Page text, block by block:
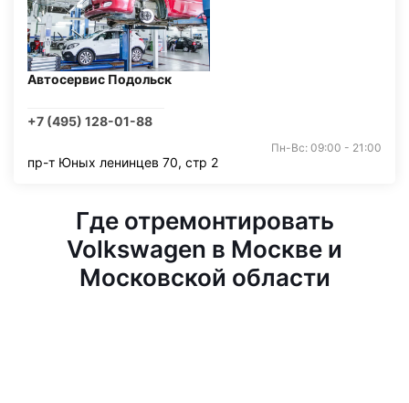
Автосервис Подольск
+7 (495) 128-01-88
Пн-Вс: 09:00 - 21:00
пр-т Юных ленинцев 70, стр 2
Где отремонтировать
Volkswagen в Москве и
Московской области